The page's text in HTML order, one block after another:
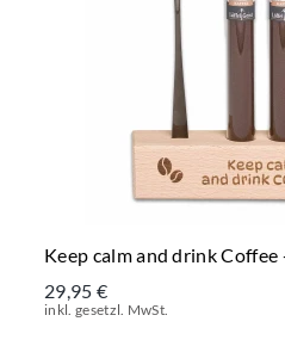
Keep calm and drink Coffee
29,95 €
inkl. gesetzl. MwSt.